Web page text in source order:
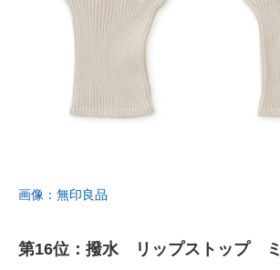
画像：無印良品
第16位：撥水 リップストップ